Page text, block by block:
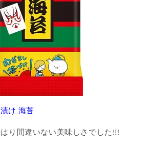
け 海苔
り間違いない美味しさでした!!!